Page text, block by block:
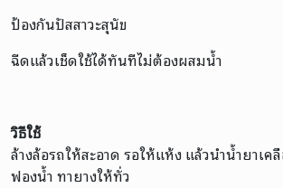
ป้องกันปัสสาวะสุนัข
ฉีดแล้วเช็ดใช้ได้ทันทีไม่ต้องผสมน้ำ
วิธีใช้
ล้างล้อรถให้สะอาด รอให้แห้ง แล้วนำน้ำยาเค
ฟองน้ำ ทายางให้ทั่ว